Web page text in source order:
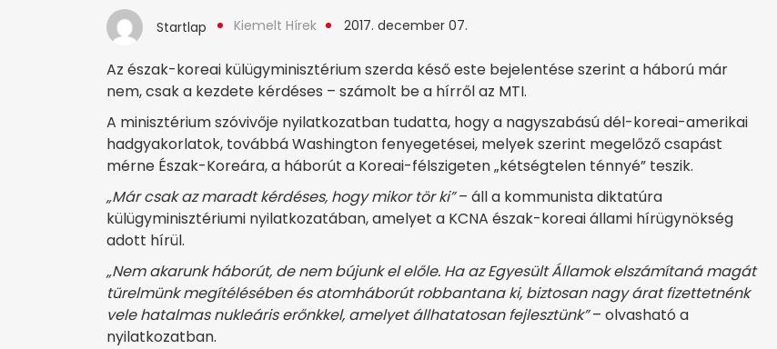
Startlap Kiemelt Hírek 2017. december 07.
Az észak-koreai külügyminisztérium szerda késő este bejelentése szerint a háború már
nem, csak a kezdete kérdéses – számolt be a hírről az MTI.
A minisztérium szóvivője nyilatkozatban tudatta, hogy a nagyszabású dél-koreai-amerikai
hadgyakorlatok, továbbá Washington fenyegetései, melyek szerint megelőző csapást
mérne Észak-Koreára, a háborút a Koreai-félszigeten „kétségtelen ténnyé” teszik.
„Már csak az maradt kérdéses, hogy mikor tör ki”– áll a kommunista diktatúra
külügyminisztériumi nyilatkozatában, amelyet a KCNA észak-koreai állami hírügynökség
adott hírül.
„Nem akarunk háborút, de nem bújunk el előle. Ha az Egyesült Államok elszámítaná magát
türelmünk megítélésében és atomháborút robbantana ki, biztosan nagy árat fizettetnénk
vele hatalmas nukleáris erőnkkel, amelyet állhatatosan fejlesztünk”– olvasható a
nyilatkozatban.